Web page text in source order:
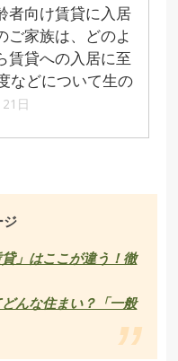
者向け賃貸に入居
ご家族は、どのよ
賃貸への入居に至
などについて生の
日
ジ
」はここが違う！徹
んな住まい？「一般